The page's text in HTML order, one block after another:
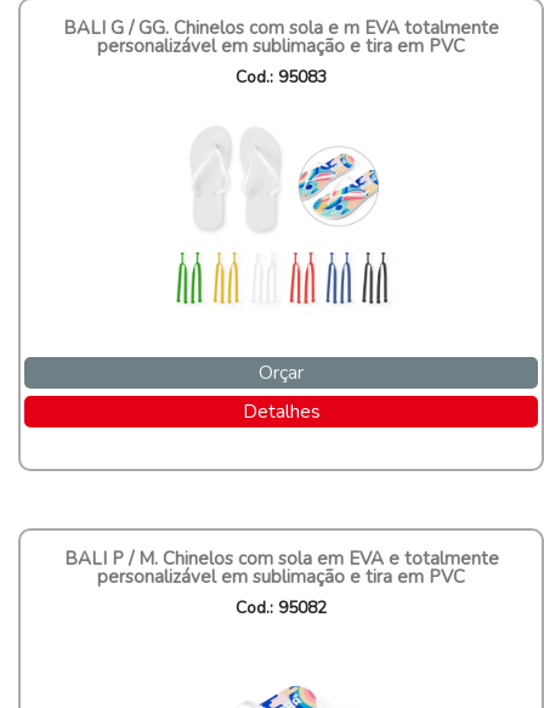
BALI G / GG. Chinelos com sola e m EVA totalmente
personalizável em sublimação e tira em PVC
Cod.: 95083
Orçar
Detalhes
BALI P / M. Chinelos com sola em EVA e totalmente
personalizável em sublimação e tira em PVC
Cod.: 95082